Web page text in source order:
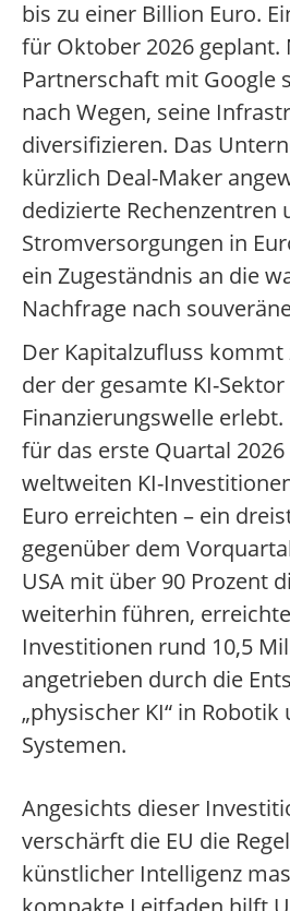
bis zu einer Billion Euro.
für Oktober 2026 geplant.
Partnerschaft mit Google
nach Wegen, seine
diversifizieren. Das
kürzlich Deal-Maker
dedizierte Rechenzentren
Stromversorgungen in
ein Zugeständnis an die
Nachfrage nach
Der Kapitalzufluss kommt
der der gesamte KI-
Finanzierungswelle
für das erste Quartal 2026
weltweiten KI-
Euro erreichten – ein
gegenüber dem
USA mit über 90 Prozent
weiterhin führen,
Investitionen rund 10,5
angetrieben durch die
„physischer KI“ in
Systemen.
Angesichts dieser
verschärft die EU die
künstlicher Intelligenz